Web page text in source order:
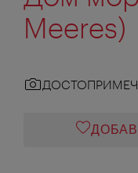
Meeres)